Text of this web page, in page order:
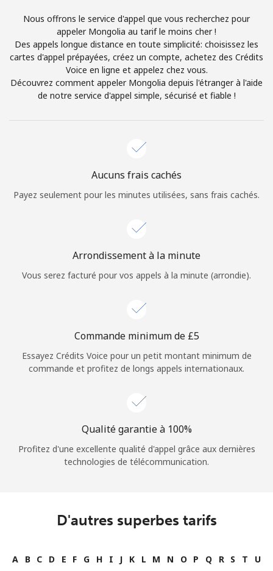
ou
Continue avec
Nous offrons le service d'appel que vous recherchez pour
appeler Mongolia au tarif le moins cher !
Des appels longue distance en toute simplicité: choisissez les
cartes d'appel prépayées, créez un compte, achetez des Crédits
Voice en ligne et appelez chez vous.
Découvrez comment appeler Mongolia depuis l'étranger à l'aide
de notre service d'appel simple, sécurisé et fiable !
Aucuns frais cachés
Payez seulement pour les minutes utilisées, sans frais cachés.
Arrondissement à la minute
Vous serez facturé pour vos appels à la minute (arrondie).
Commande minimum de ⁦£5⁩
Essayez Crédits Voice pour un petit montant minimum de
commande et profitez de longs appels internationaux.
Qualité garantie à 100%
Profitez d'une excellente qualité d'appel grâce aux dernières
technologies de télécommunication.
D'autres superbes tarifs
A B C D E F G H I J K L M N O P Q R S T
U